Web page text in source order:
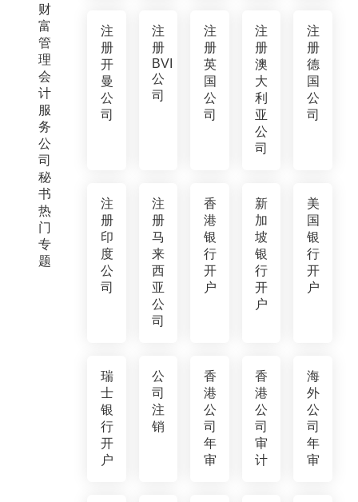
财
富
管
理
会
计
服
务
公
司
秘
书
热
门
专
题
注
册
开
曼
公
司
注
册
BVI
公
司
注
册
英
国
公
司
注
册
澳
大
利
亚
公
司
注
册
德
国
公
司
注
册
印
度
公
司
注
册
马
来
西
亚
公
司
香
港
银
行
开
户
新
加
坡
银
行
开
户
美
国
银
行
开
户
瑞
士
银
行
开
户
公
司
注
销
香
港
公
司
年
审
香
港
公
司
审
计
海
外
公
司
年
审